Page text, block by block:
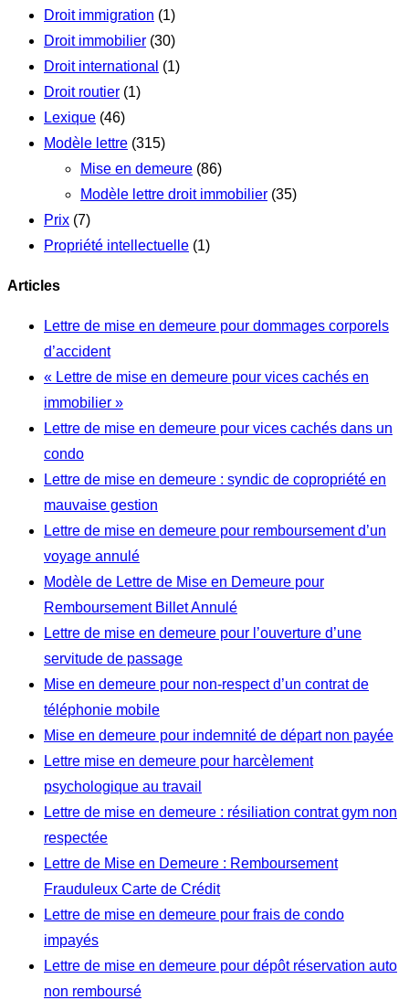
Droit immigration (1)
Droit immobilier (30)
Droit international (1)
Droit routier (1)
Lexique (46)
Modèle lettre (315)
Mise en demeure (86)
Modèle lettre droit immobilier (35)
Prix (7)
Propriété intellectuelle (1)
Articles
Lettre de mise en demeure pour dommages corporels
d’accident
« Lettre de mise en demeure pour vices cachés en
immobilier »
Lettre de mise en demeure pour vices cachés dans un
condo
Lettre de mise en demeure : syndic de copropriété en
mauvaise gestion
Lettre de mise en demeure pour remboursement d’un
voyage annulé
Modèle de Lettre de Mise en Demeure pour
Remboursement Billet Annulé
Lettre de mise en demeure pour l’ouverture d’une
servitude de passage
Mise en demeure pour non-respect d’un contrat de
téléphonie mobile
Mise en demeure pour indemnité de départ non payée
Lettre mise en demeure pour harcèlement
psychologique au travail
Lettre de mise en demeure : résiliation contrat gym non
respectée
Lettre de Mise en Demeure : Remboursement
Frauduleux Carte de Crédit
Lettre de mise en demeure pour frais de condo
impayés
Lettre de mise en demeure pour dépôt réservation auto
non remboursé